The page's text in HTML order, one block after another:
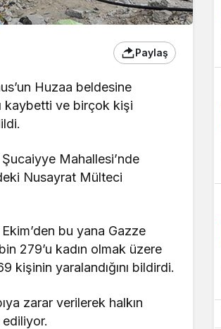
Paylaş
Huzaa beldesine
kaybetti ve birçok kişi
Mahallesi’nde
Nusayrat Mülteci
Ekim’den bu yana Gazze
279’u kadın olmak üzere
kişinin yaralandığını bildirdi.
zarar verilerek halkın
ediliyor.